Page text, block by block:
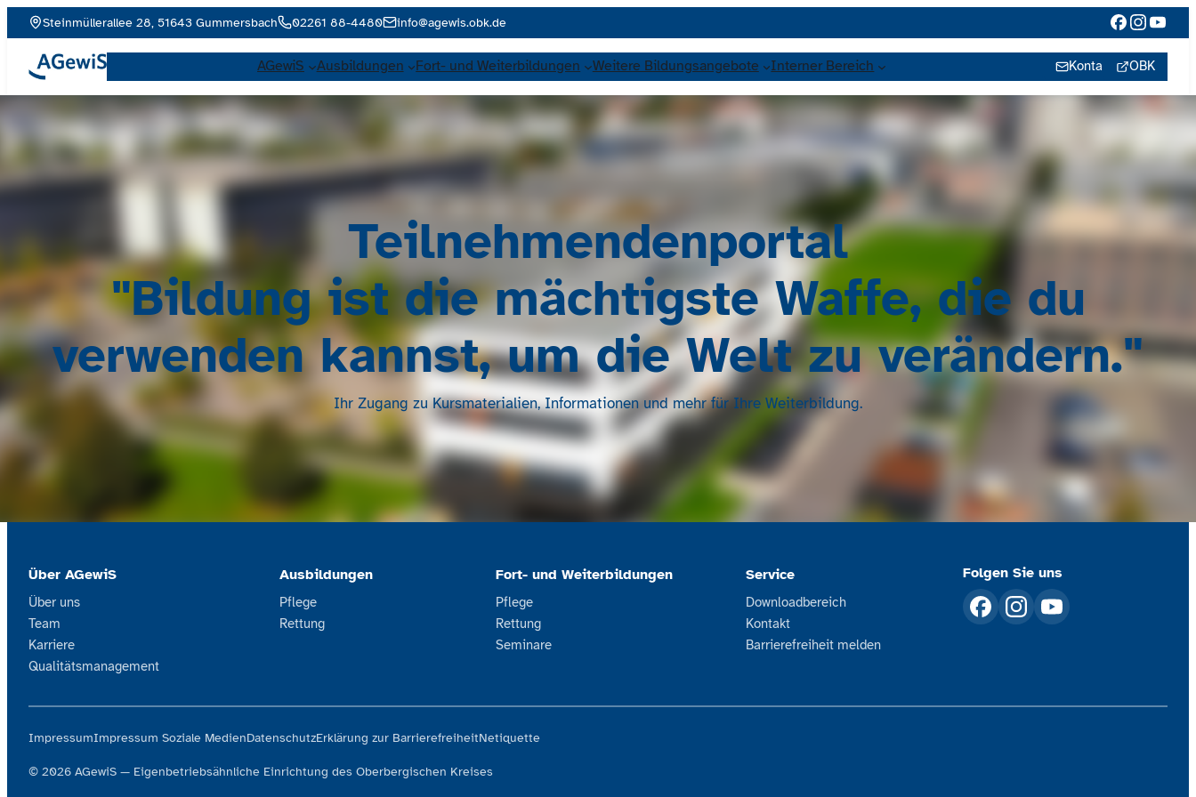
Steinmüllerallee 28, 51643 Gummersbach 02261 88-4480 info@agewis.obk.de
AGewiS Ausbildungen Fort- und Weiterbildungen Weitere Bildungsangebote Interner Bereich Kontakt OBK
Teilnehmendenportal
"Bildung ist die mächtigste Waffe, die du
verwenden kannst, um die Welt zu verändern."
Ihr Zugang zu Kursmaterialien, Informationen und mehr für Ihre Weiterbildung.
Über AGewiS
Über uns
Team
Karriere
Qualitätsmanagement
Ausbildungen
Pflege
Rettung
Fort- und Weiterbildungen
Pflege
Rettung
Seminare
Service
Downloadbereich
Kontakt
Barrierefreiheit melden
Folgen Sie uns
ImpressumImpressum Soziale MedienDatenschutzErklärung zur BarrierefreiheitNetiquette
© 2026 AGewiS — Eigenbetriebsähnliche Einrichtung des Oberbergischen Kreises